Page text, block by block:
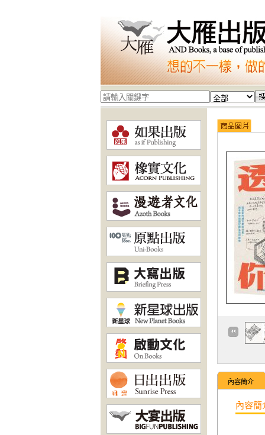
內容簡介
內容簡